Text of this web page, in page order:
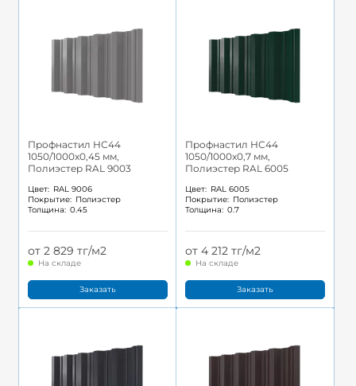
Профнастил НС44
1050/1000x0,45 мм,
Полиэстер RAL 9003
Цвет: RAL 9006
Покрытие: Полиэстер
Толщина: 0.45
от 2 829 тг/м2
На складе
Заказать
Профнастил НС44
1050/1000x0,7 мм,
Полиэстер RAL 6005
Цвет: RAL 6005
Покрытие: Полиэстер
Толщина: 0.7
от 4 212 тг/м2
На складе
Заказать